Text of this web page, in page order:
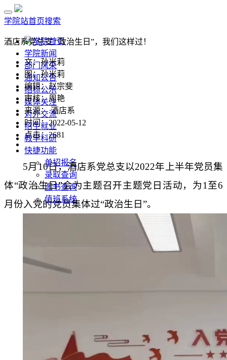
学院站首页搜索
学院首页
学院新闻
部门风采
通知公告
招标公示
媒体关注
对外交流
招生就业
教学科研
快捷功能
单招报名
录取查询
图书查询
值班系统
酒店系党总支:“政治生日”，我们这样过！
文：孙米莉
图：孙米莉
编辑：赵宗斐
审核：周艳
来源： 酒店系
时间：2022-05-12
点击：2681
5月10日，酒店系党总支以2022年上半年党员集
体“政治生日”会为主题召开主题党日活动，为1至6
月份入党的党员集体过“政治生日”。